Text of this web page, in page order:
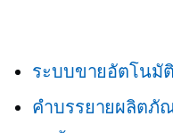
ระบบขายอัตโนมัติ
คำบรรยายผลิตภั